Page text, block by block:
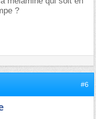
?
#6